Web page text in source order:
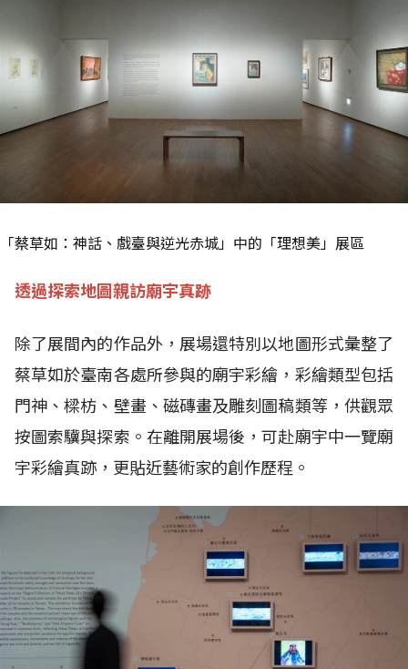
「蔡草如：神話、戲臺與逆光赤城」中的「理想美」展區
透過探索地圖親訪廟宇真跡
除了展間內的作品外，展場還特別以地圖形式彙整了
蔡草如於臺南各處所參與的廟宇彩繪，彩繪類型包括
門神、樑枋、壁畫、磁磚畫及雕刻圖稿類等，供觀眾
按圖索驥與探索。在離開展場後，可赴廟宇中一覽廟
宇彩繪真跡，更貼近藝術家的創作歷程。